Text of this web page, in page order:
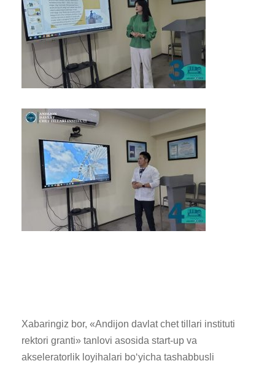
Xabaringiz bor, «Andijon davlat chet tillari instituti
rektori granti» tanlovi asosida start-up va
akseleratorlik loyihalari boʻyicha tashabbusli